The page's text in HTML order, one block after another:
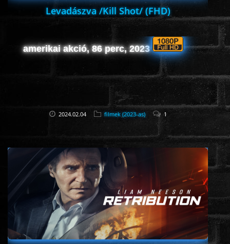
Levadászva /Kill Shot/ (FHD)
amerikai akció, 86 perc, 2023
2024.02.04 filmek (2023-as) 1